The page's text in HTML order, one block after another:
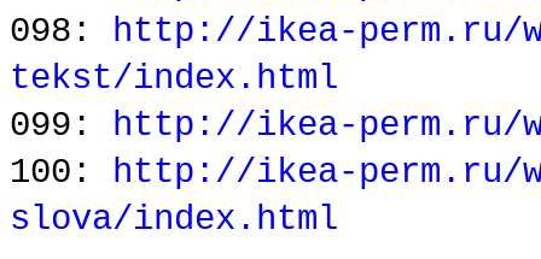
098: http://ikea-perm.ru/
tekst/index.html
099: http://ikea-perm.ru/
100: http://ikea-perm.ru/
slova/index.html